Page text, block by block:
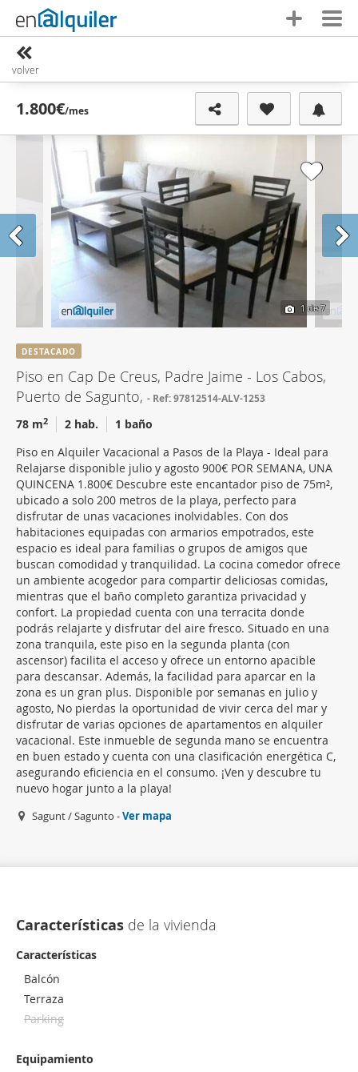
volver
1.800€/mes
1 de 7
DESTACADO
Piso en Cap De Creus, Padre Jaime - Los Cabos,
Puerto de Sagunto,
Ref: 97812514-ALV-1253
78 m2 2 hab.
1 baño
Piso en Alquiler Vacacional a Pasos de la Playa - Ideal para
Relajarse disponible julio y agosto 900€ POR SEMANA, UNA
QUINCENA 1.800€ Descubre este encantador piso de 75m²,
ubicado a solo 200 metros de la playa, perfecto para
disfrutar de unas vacaciones inolvidables. Con dos
habitaciones equipadas con armarios empotrados, este
espacio es ideal para familias o grupos de amigos que
buscan comodidad y tranquilidad. La cocina comedor ofrece
un ambiente acogedor para compartir deliciosas comidas,
mientras que el baño completo garantiza privacidad y
confort. La propiedad cuenta con una terracita donde
podrás relajarte y disfrutar del aire fresco. Situado en una
zona tranquila, este piso en la segunda planta (con
ascensor) facilita el acceso y ofrece un entorno apacible
para descansar. Además, la facilidad para aparcar en la
zona es un gran plus. Disponible por semanas en julio y
agosto, No pierdas la oportunidad de vivir cerca del mar y
disfrutar de varias opciones de apartamentos en alquiler
vacacional. Este inmueble de segunda mano se encuentra
en buen estado y cuenta con una clasificación energética C,
asegurando eficiencia en el consumo. ¡Ven y descubre tu
nuevo hogar junto a la playa!
Sagunt / Sagunto -Ver mapa
Características de la vivienda
Características
Balcón
Terraza
Parking
Equipamiento